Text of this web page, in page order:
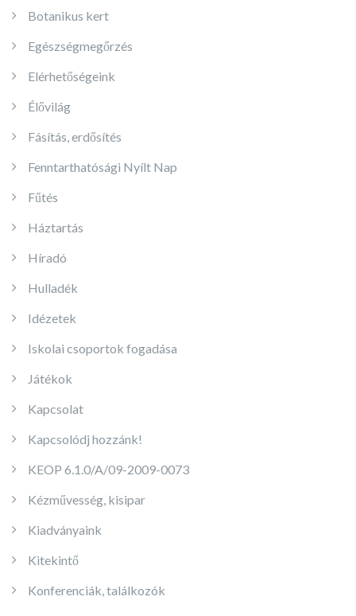
Botanikus kert
Egészségmegőrzés
Elérhetőségeink
Élővilág
Fásítás, erdősítés
Fenntarthatósági Nyílt Nap
Fűtés
Háztartás
Híradó
Hulladék
Idézetek
Iskolai csoportok fogadása
Játékok
Kapcsolat
Kapcsolódj hozzánk!
KEOP 6.1.0/A/09-2009-0073
Kézművesség, kisipar
Kiadványaink
Kitekintő
Konferenciák, találkozók